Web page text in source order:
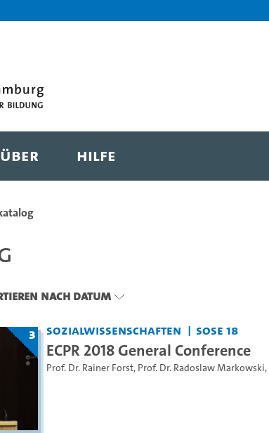
Über Hilfe
nach Datum
3 Sozialwissenschaften SoSe 18
ECPR 2018 General Conference
Prof. Dr. Rainer Forst, Prof. Dr. Radoslaw Markowski,